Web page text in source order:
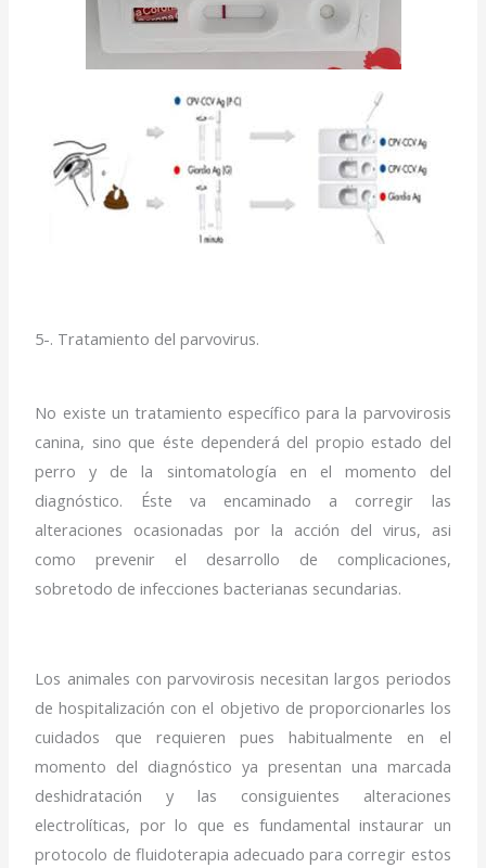
5-. Tratamiento del parvovirus.
No existe un tratamiento específico para la parvovirosis
canina, sino que éste dependerá del propio estado del
perro y de la sintomatología en el momento del
diagnóstico. Éste va encaminado a corregir las
alteraciones ocasionadas por la acción del virus, asi
como prevenir el desarrollo de complicaciones,
sobretodo de infecciones bacterianas secundarias.
Los animales con parvovirosis necesitan largos periodos
de hospitalización con el objetivo de proporcionarles los
cuidados que requieren pues habitualmente en el
momento del diagnóstico ya presentan una marcada
deshidratación y las consiguientes alteraciones
electrolíticas, por lo que es fundamental instaurar un
protocolo de fluidoterapia adecuado para corregir estos